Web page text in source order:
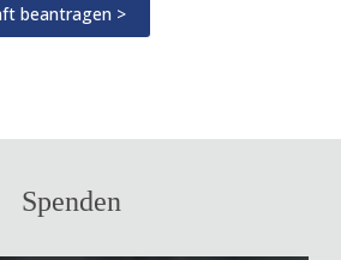
beantragen >
Spenden